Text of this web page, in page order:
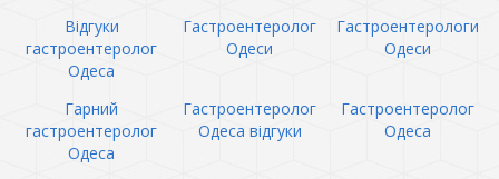
Відгуки
гастроентеролог
Одеса
Гастроентеролог
Одеси
Гастроентерологи
Одеси
Гарний
гастроентеролог
Одеса
Гастроентеролог
Одеса відгуки
Гастроентеролог
Одеса